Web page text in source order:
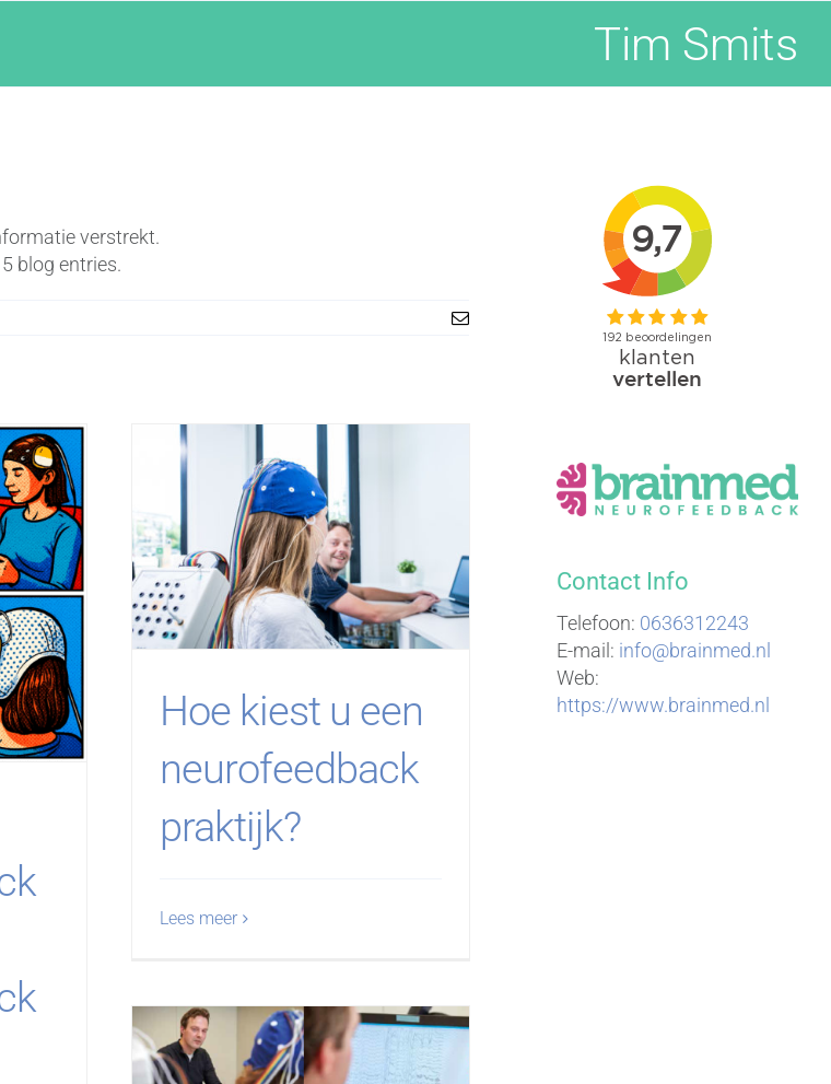
Tim Smits
verstrekt.
blog entries.
E-
Hoe kiest u een
neurofeedback
praktijk?
Lees meer
Contact Info
Telefoon: 0636312243
E-mail: info@brainmed.nl
Web:
https://www.brainmed.nl